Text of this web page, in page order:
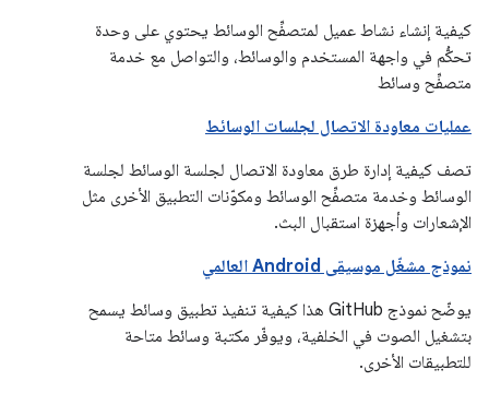
كيفية إنشاء نشاط عميل لمتصفِّح الوسائط يحتوي على وحدة
تحكُّم في واجهة المستخدم والوسائط، والتواصل مع خدمة
متصفِّح وسائط
عمليات معاودة الاتصال لجلسات الوسائط
تصف كيفية إدارة طرق معاودة الاتصال لجلسة الوسائط لجلسة
الوسائط وخدمة متصفِّح الوسائط ومكوّنات التطبيق الأخرى مثل
الإشعارات وأجهزة استقبال البث.
نموذج مشغّل موسيقى Android العالمي
يوضّح نموذج GitHub هذا كيفية تنفيذ تطبيق وسائط يسمح
بتشغيل الصوت في الخلفية، ويوفّر مكتبة وسائط متاحة
للتطبيقات الأخرى.